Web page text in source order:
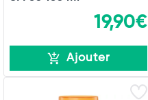
19,90€
Ajouter